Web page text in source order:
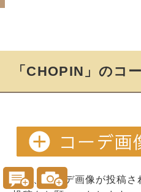
「CHOPIN」のコ
現在、コーデ画像が投稿さ